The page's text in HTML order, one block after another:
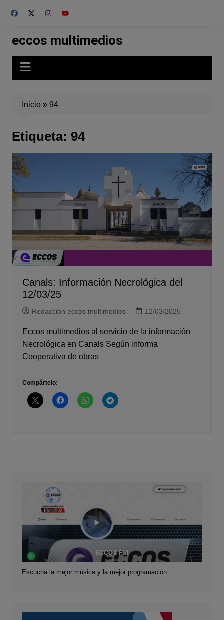
eccos multimedios
Inicio» 94
Etiqueta: 94
Canals: Información Necrológica del
12/03/25
Redaccion eccos multimedios 12/03/2025
Eccos multimedios al servicio de la información
Necrológica en Canals Según informa
Cooperativa de obras
Compártelo:
Escucha la mejor música y la mejor programación